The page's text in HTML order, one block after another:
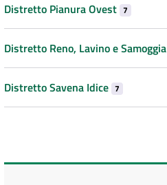
Distretto Pianura Ovest 7
Distretto Reno, Lavino e Samoggia
Distretto Savena Idice 7